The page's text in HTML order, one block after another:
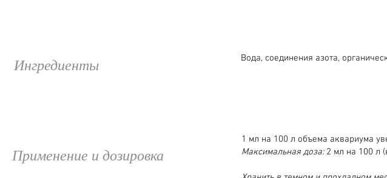
Ингредиенты Вода, соединения азота,
Применение и дозировка
1 мл на 100 л объема аквариума
Максимальная доза:2 мл на 100 л